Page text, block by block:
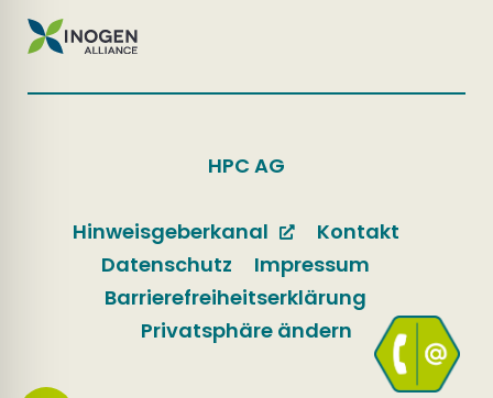
HPC AG
Hinweisgeberkanal
Kontakt
Datenschutz
Impressum
Barrierefreiheitserklärung
Privatsphäre ändern